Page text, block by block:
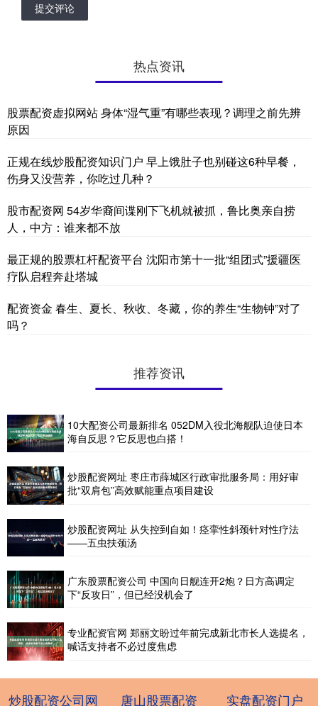
提交评论
热点资讯
股票配资虚拟网站 身体“湿气重”有哪些表现？调理之前先辨
原因
正规在线炒股配资知识门户 早上饿肚子也别碰这6种早餐，
伤身又没营养，你吃过几种？
股市配资网 54岁华裔间谍刚下飞机就被抓，鲁比奥亲自捞
人，中方：谁来都不放
最正规的股票杠杆配资平台 沈阳市第十一批“组团式”援疆医
疗队启程奔赴塔城
配资资金 春生、夏长、秋收、冬藏，你的养生“生物钟”对了
吗？
推荐资讯
10大配资公司最新排名 052DM入役北海舰队迫使日本
海自反思？它反思也白搭！
炒股配资网址 枣庄市薛城区行政审批服务局：用好审
批“双肩包”高效赋能重点项目建设
炒股配资网址 从失控到自如！痉挛性斜颈针对性疗法
——五虫扶颈汤
广东股票配资公司 中国向日舰连开2炮？日方高调定
下“反攻日”，但已经没机会了
专业配资官网 郑丽文盼过年前完成新北市长人选提名，
喊话支持者不必过度焦虑
炒股配资公司网 唐山股票配资 实盘配资门户